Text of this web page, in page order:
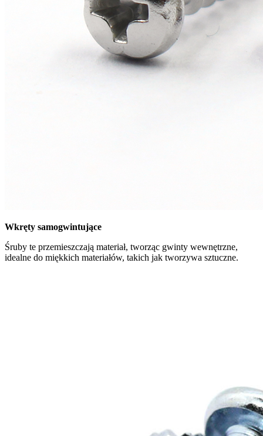
Wkręty samogwintujące
Śruby te przemieszczają materiał, tworząc gwinty wewnętrzne,
idealne do miękkich materiałów, takich jak tworzywa sztuczne.